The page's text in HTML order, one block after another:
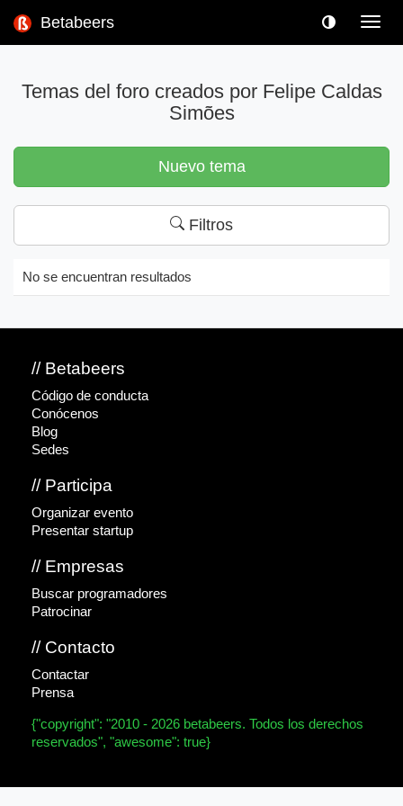
Betabeers
Temas del foro creados por Felipe Caldas
Simões
Nuevo tema
Filtros
No se encuentran resultados
// Betabeers
Código de conducta
Conócenos
Blog
Sedes
// Participa
Organizar evento
Presentar startup
// Empresas
Buscar programadores
Patrocinar
// Contacto
Contactar
Prensa
{"copyright": "2010 - 2026 betabeers. Todos los derechos
reservados", "awesome": true}